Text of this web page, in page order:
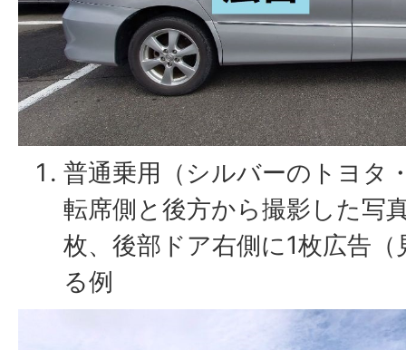
普通乗用（シルバーのトヨタ
転席側と後方から撮影した写
枚、後部ドア右側に1枚広告
る例